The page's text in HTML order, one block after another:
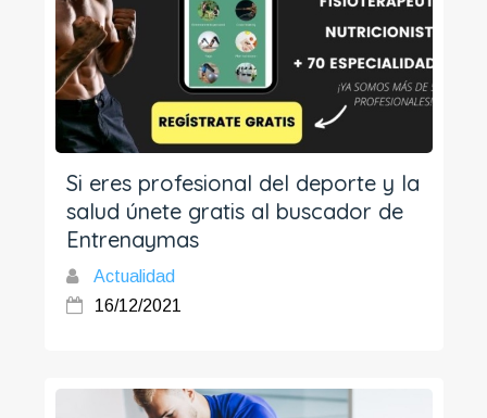
Si eres profesional del deporte y la
salud únete gratis al buscador de
Entrenaymas
Actualidad
16/12/2021